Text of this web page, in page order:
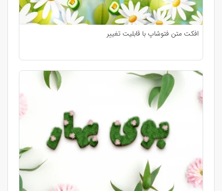
افکت متن فتوشاپ با قابلیت تغییر